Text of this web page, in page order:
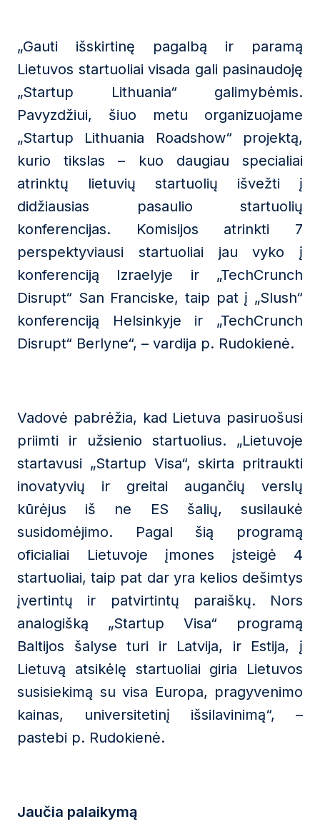
„Gauti išskirtinę pagalbą ir paramą
Lietuvos startuoliai visada gali pasinaudoję
„Startup Lithuania“ galimybėmis.
Pavyzdžiui, šiuo metu organizuojame
„Startup Lithuania Roadshow“ projektą,
kurio tikslas – kuo daugiau specialiai
atrinktų lietuvių startuolių išvežti į
didžiausias pasaulio startuolių
konferencijas. Komisijos atrinkti 7
perspektyviausi startuoliai jau vyko į
konferenciją Izraelyje ir „TechCrunch
Disrupt“ San Franciske, taip pat į „Slush“
konferenciją Helsinkyje ir „TechCrunch
Disrupt“ Berlyne“, – vardija p. Rudokienė.
Vadovė pabrėžia, kad Lietuva pasiruošusi
priimti ir užsienio startuolius. „Lietuvoje
startavusi „Startup Visa“, skirta pritraukti
inovatyvių ir greitai augančių verslų
kūrėjus iš ne ES šalių, susilaukė
susidomėjimo. Pagal šią programą
oficialiai Lietuvoje įmones įsteigė 4
startuoliai, taip pat dar yra kelios dešimtys
įvertintų ir patvirtintų paraiškų. Nors
analogišką „Startup Visa“ programą
Baltijos šalyse turi ir Latvija, ir Estija, į
Lietuvą atsikėlę startuoliai giria Lietuvos
susisiekimą su visa Europa, pragyvenimo
kainas, universitetinį išsilavinimą“, –
pastebi p. Rudokienė.
Jaučia palaikymą